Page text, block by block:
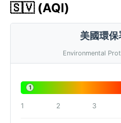
🇸🇻 (AQI)
美國環
Environmental
1
1 2 3